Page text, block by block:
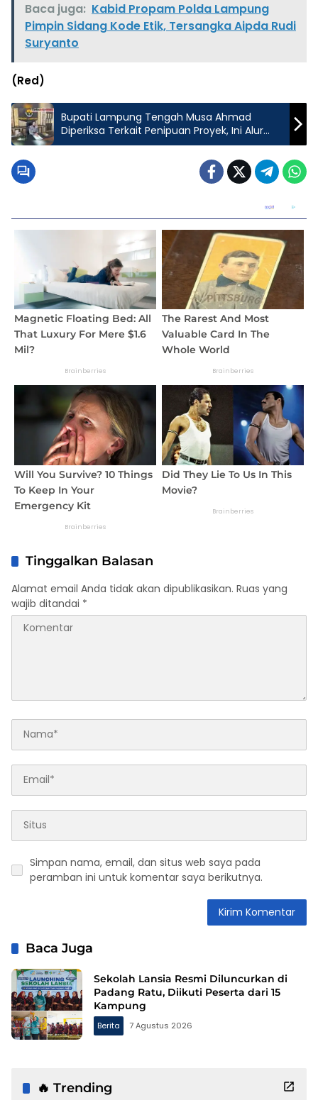
Baca juga: Kabid Propam Polda Lampung
Pimpin Sidang Kode Etik, Tersangka Aipda Rudi
Suryanto
(Red)
Bupati Lampung Tengah Musa Ahmad
Diperiksa Terkait Penipuan Proyek, Ini Alur
Kasusnya
Tinggalkan Balasan
Alamat email Anda tidak akan dipublikasikan. Ruas yang
wajib ditandai *
Simpan nama, email, dan situs web saya pada
peramban ini untuk komentar saya berikutnya.
Baca Juga
Sekolah Lansia Resmi Diluncurkan di
Padang Ratu, Diikuti Peserta dari 15
Kampung
Berita 7 Agustus 2026
🔥 Trending